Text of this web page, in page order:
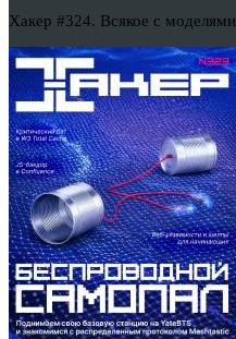
Хакер #324. Всякое с моделями